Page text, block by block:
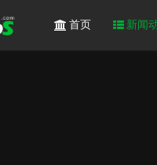
首页 新闻